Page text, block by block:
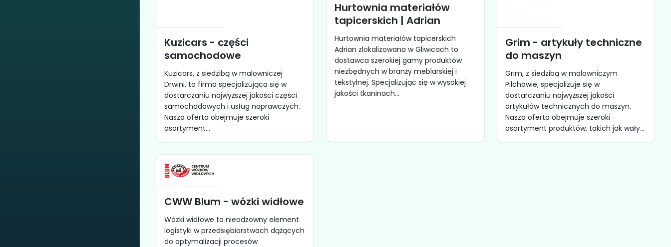
Kuzicars - części
samochodowe
Kuzicars, z siedzibą w malowniczej
Drwini, to firma specjalizująca się w
dostarczaniu najwyższej jakości części
samochodowych i usług naprawczych.
Nasza oferta obejmuje szeroki
asortyment...
Hurtownia materiałów
tapicerskich | Adrian
Hurtownia materiałów tapicerskich
Adrian zlokalizowana w Gliwicach to
dostawca szerokiej gamy produktów
niezbędnych w branży meblarskiej i
tekstylnej. Specjalizując się w wysokiej
jakości tkaninach...
Grim - artykuły techniczne
do maszyn
Grim, z siedzibą w malowniczym
Pilchowie, specjalizuje się w
dostarczaniu najwyższej jakości
artykułów technicznych do maszyn.
Nasza oferta obejmuje szeroki
asortyment produktów, takich jak wały...
CWW Blum - wózki widłowe
Wózki widłowe to nieodzowny element
logistyki w przedsiębiorstwach dążących
do optymalizacji procesów